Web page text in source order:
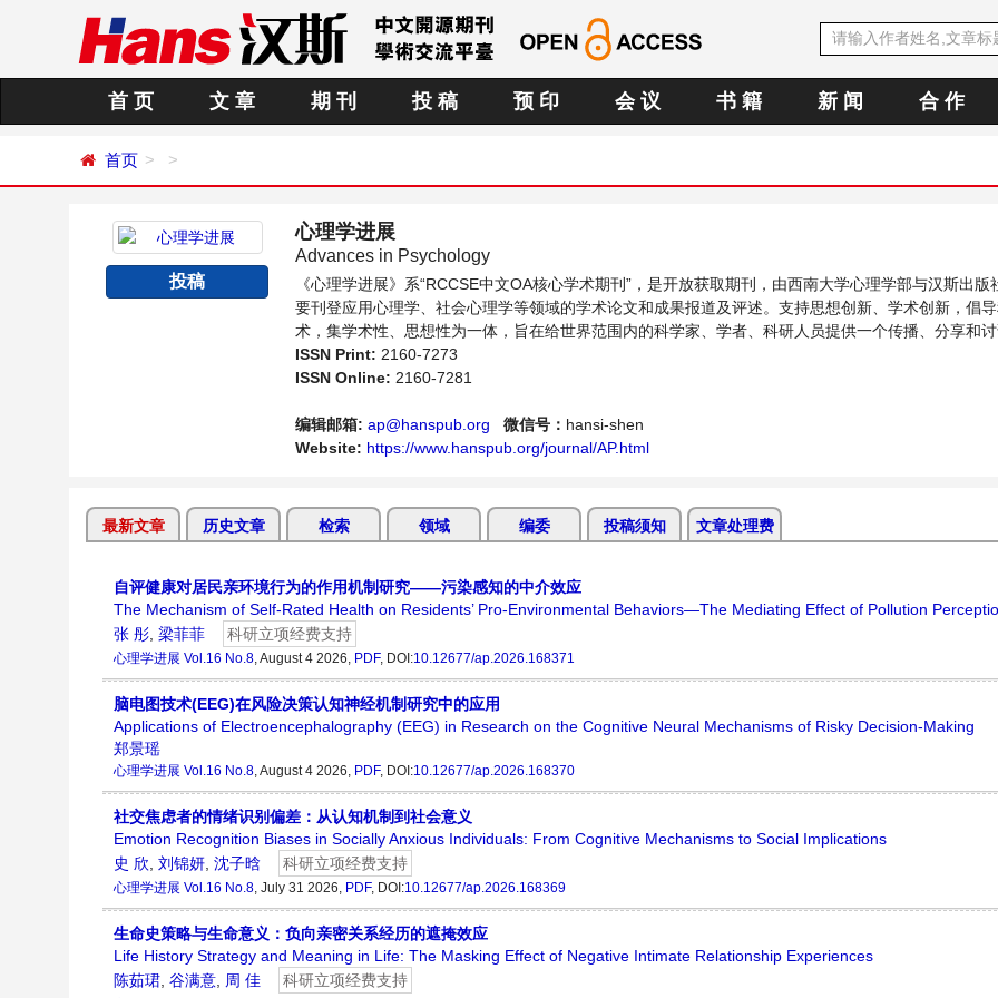
首 页 文 章 期 刊 投 稿 预 印 会 议 书 籍 新 闻 合 作
首页
投稿
心理学进展
Advances in Psychology
《心理学进展》系“RCCSE中文OA核心学术期刊”，是开放获取期刊，由西南大学心理学部与汉斯出版
要刊登应用心理学、社会心理学等领域的学术论文和成果报道及评述。支持思想创新、学术创新，倡
术，集学术性、思想性为一体，旨在给世界范围内的科学家、学者、科研人员提供一个传播、分享和
内不同方向问题与发展的交流平台。
ISSN Print: 2160-7273
ISSN Online: 2160-7281
编辑邮箱: ap@hanspub.org 微信号： hansi-shen
Website: https://www.hanspub.org/journal/AP.html
最新文章 历史文章 检索 领域 编委 投稿须知 文章处理费
自评健康对居民亲环境行为的作用机制研究——污染感知的中介效应
The Mechanism of Self-Rated Health on Residents’ Pro-Environmental Behaviors—The Mediating Effect of Pollution
张 彤 梁菲菲 科研立项经费支持
心理学进展 Vol.16 No.8, August 4 2026, PDF, DOI:10.12677/ap.2026.168371
脑电图技术(EEG)在风险决策认知神经机制研究中的应用
Applications of Electroencephalography (EEG) in Research on the Cognitive Neural Mechanisms of Risky Decision-Making
郑景瑶
心理学进展 Vol.16 No.8, August 4 2026, PDF, DOI:10.12677/ap.2026.168370
社交焦虑者的情绪识别偏差：从认知机制到社会意义
Emotion Recognition Biases in Socially Anxious Individuals: From Cognitive Mechanisms to Social Implications
史 欣 刘锦妍 沈子晗 科研立项经费支持
心理学进展 Vol.16 No.8, July 31 2026, PDF, DOI:10.12677/ap.2026.168369
生命史策略与生命意义：负向亲密关系经历的遮掩效应
Life History Strategy and Meaning in Life: The Masking Effect of Negative Intimate Relationship Experiences
陈茹珺 谷满意 周 佳 科研立项经费支持